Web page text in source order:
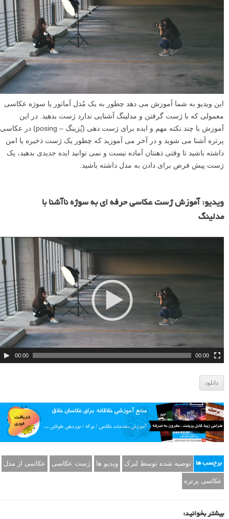
این ویدیو به شما آموزش می دهد چطور به یک مُدل آماتور یا سوژه عکاسی
معمولی که با ژست گرفتن و مدلینگ آشنایی ندارد ژست بدهید. در این
آموزش با چند نکته مهم و ایده برای ژست دهی (پُزینگ – posing) در عکاسی
پرتره آشنا می شوید و در آخر می آموزید که چطور یک ژست ذخیره یا امن
داشته باشید تا وقتی ذهنتان آماده نیست و نمی توانید ایده جدیدی بدهید، یک
ژست پیش فرض برای دادن به مدل داشته باشید.
ویدیو: آموزش ژست عکاسی حرفه ای به سوژه ناآشنا با
مدلینگ
ش
ی
د
ی
و
00:00 00:00
دانلود
برچسب ها توصیه شده توسط لنزک ویدیو ها ژست عکاسی عکاسی از مدل
عکاسی پرتره
بیشتر بخوانید: